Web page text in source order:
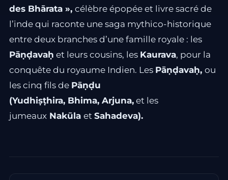
des Bhārata », célèbre épopée et livre sacré de
l’inde qui raconte une saga mythico-historique
entre deux branches d’une famille royale : les
Pāṇḍavaḥ et leurs cousins, les Kaurava, pour la
conquête du royaume Indien. Les Pāṇḍavaḥ, ou
les cinq fils de Pāṇḍu
(Yudhiṣṭhira, Bhima, Arjuna, et les
jumeaux Nakūla et Sahadeva).